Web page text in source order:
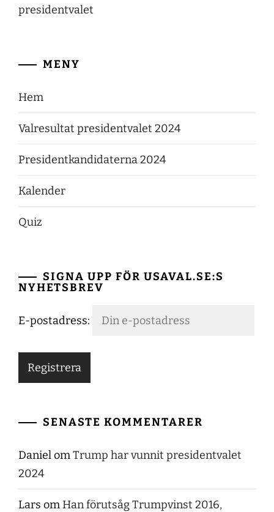
presidentvalet
MENY
Hem
Valresultat presidentvalet 2024
Presidentkandidaterna 2024
Kalender
Quiz
SIGNA UPP FÖR USAVAL.SE:S
NYHETSBREV
E-postadress:
SENASTE KOMMENTARER
DanielomTrump har vunnit presidentvalet
2024
Lars om Han förutsåg Trumpvinst 2016,